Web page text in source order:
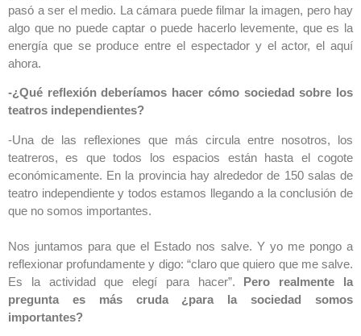
pasó a ser el medio. La cámara puede filmar la imagen, pero hay
algo que no puede captar o puede hacerlo levemente, que es la
energía que se produce entre el espectador y el actor, el aquí
ahora.
-¿Qué reflexión deberíamos hacer cómo sociedad sobre los
teatros independientes?
-Una de las reflexiones que más circula entre nosotros, los
teatreros, es que todos los espacios están hasta el cogote
económicamente. En la provincia hay alrededor de 150 salas de
teatro independiente y todos estamos llegando a la conclusión de
que no somos importantes.
Nos juntamos para que el Estado nos salve. Y yo me pongo a
reflexionar profundamente y digo: “claro que quiero que me salve.
Es la actividad que elegí para hacer”. Pero realmente la
pregunta es más cruda ¿para la sociedad somos
importantes?